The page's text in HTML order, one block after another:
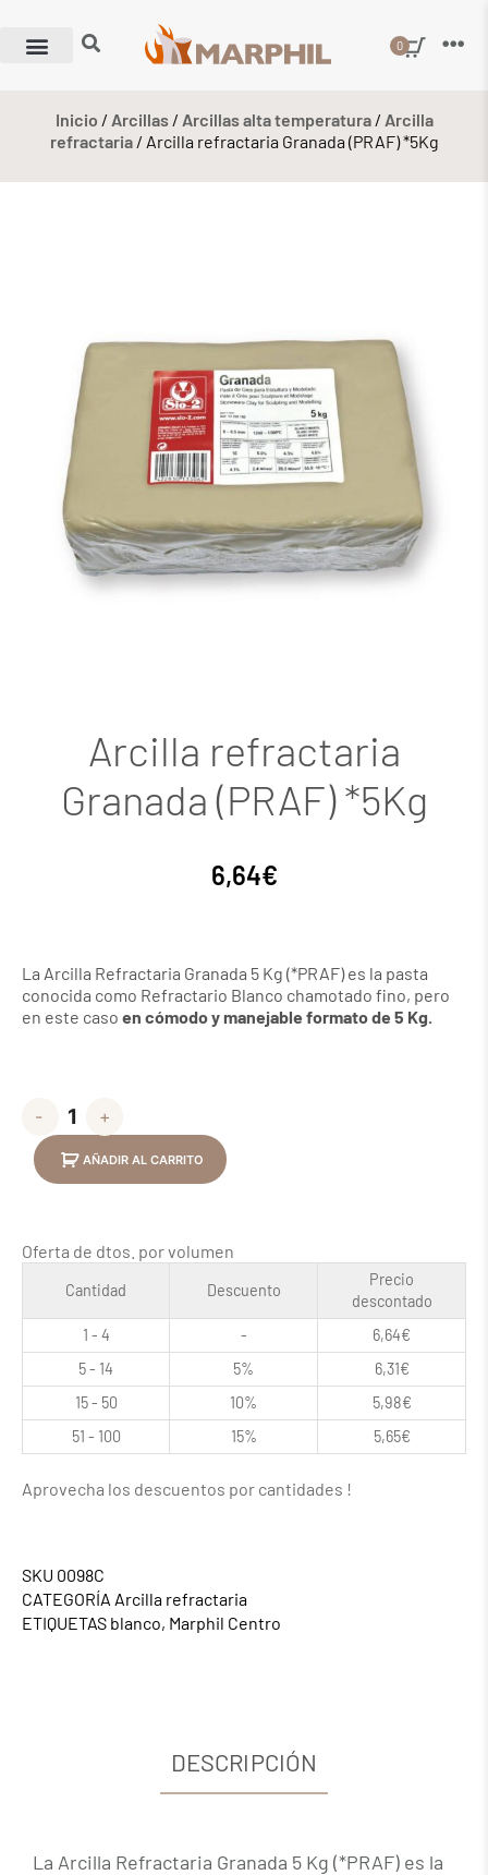
0
Inicio / Arcillas/ Arcillas alta temperatura/ Arcilla
refractaria/ Arcilla refractaria Granada (PRAF) *5Kg
Arcilla refractaria
Granada (PRAF) *5Kg
6,64€
La Arcilla Refractaria Granada 5 Kg (*PRAF) es la pasta
conocida como Refractario Blanco chamotado fino, pero
en este caso en cómodo y manejable formato de 5 Kg.
- +
AÑADIR AL CARRITO
Oferta de dtos. por volumen
Cantidad Descuento
Precio
descontado
1 - 4
- 6,64€
5 - 14
5% 6,31€
15 - 50
10% 5,98€
51 - 100
15% 5,65€
Aprovecha los descuentos por cantidades !
SKU 0098C
CATEGORÍA Arcilla refractaria
ETIQUETAS blanco, Marphil Centro
DESCRIPCIÓN
La Arcilla Refractaria Granada 5 Kg (*PRAF) es la